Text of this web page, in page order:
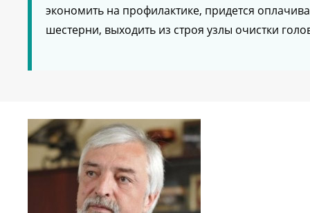
экономить на профилактике, придется
шестерни, выходить из строя узлы очистки